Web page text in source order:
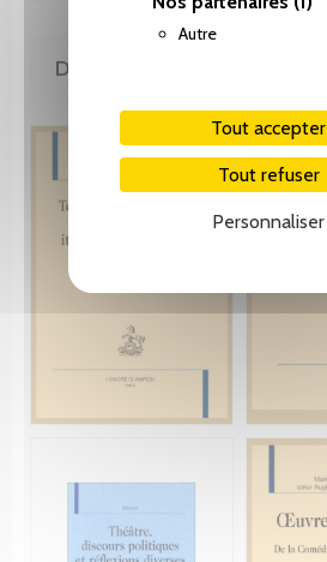
Autre
Tout accepter
Tout refuser
Personnaliser
DE LA MÊME COLLECTION